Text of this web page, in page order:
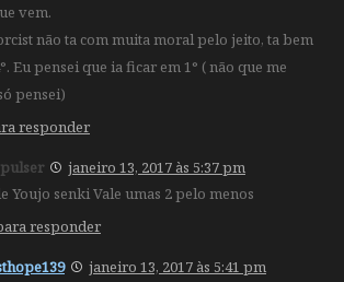
vem.
não ta com muita moral pelo jeito, ta bem
Eu pensei que ia ficar em 1° ( não que me
pensei)
responder
janeiro 13, 2017 às 5:37 pm
Youjo senki Vale umas 2 pelo menos
responder
janeiro 13, 2017 às 5:41 pm